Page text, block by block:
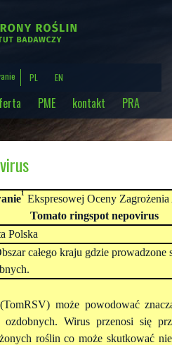
(adres e-mail)
PL EN
PME kontakt PRA
1
Ekspresowej Oceny
Tomato ringspot nepovirus
Polska
całego kraju gdzie
(TomRSV) może powodować
Wirus przenosi się
roślin co może skutkować